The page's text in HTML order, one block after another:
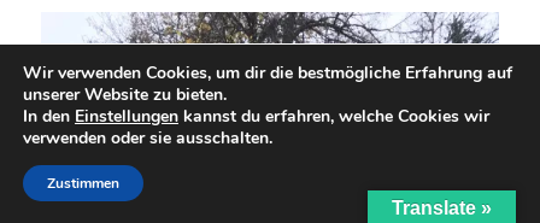
Translate »
Wir verwenden Cookies, um dir die bestmögliche Erfahrung auf
unserer Website zu bieten.
In den Einstellungen kannst du erfahren, welche Cookies wir
verwenden oder sie ausschalten.
Zustimmen